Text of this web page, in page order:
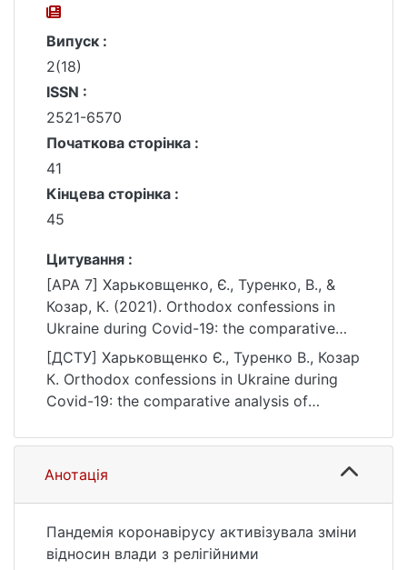
Випуск :
2(18)
ISSN :
2521-6570
Початкова сторінка :
41
Кінцева сторінка :
45
Цитування :
[APA 7] Харьковщенко, Є., Туренко, В., &
Козар, К. (2021). Orthodox confessions in
Ukraine during Covid-19: the comparative
analysis of functioning. Софія. Гуманітарно-
релігієзнавчий вісник, (2(18)), 41–45.
https://doi.org/10.17721/sophia.2021.18.9
[ДСТУ] Харьковщенко Є., Туренко В., Козар
К. Orthodox confessions in Ukraine during
Covid-19: the comparative analysis of
релігієзнавчий вісник. 2021. no. 2(18). P. 41
—45. DOI: 10.17721/sophia.2021.18.9 (date of
access: 25.07.2026).
Анотація
Пандемія коронавірусу активізувала зміни
відносин влади з релігійними